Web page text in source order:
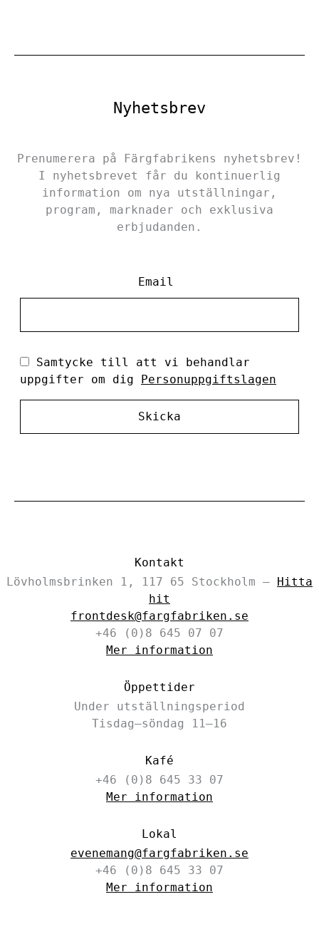
Nyhetsbrev
Prenumerera på Färgfabrikens nyhetsbrev!
I nyhetsbrevet får du kontinuerlig
information om nya utställningar,
program, marknader och exklusiva
erbjudanden.
Email
Samtycke till att vi behandlar
uppgifter om dig Personuppgiftslagen
Skicka
Kontakt
Lövholmsbrinken 1, 117 65 Stockholm – Hitta
hit
frontdesk@fargfabriken.se
+46 (0)8 645 07 07
Mer information
Öppettider
Under utställningsperiod
Tisdag–söndag 11–16
Kafé
+46 (0)8 645 33 07
Mer information
Lokal
evenemang@fargfabriken.se
+46 (0)8 645 33 07
Mer information